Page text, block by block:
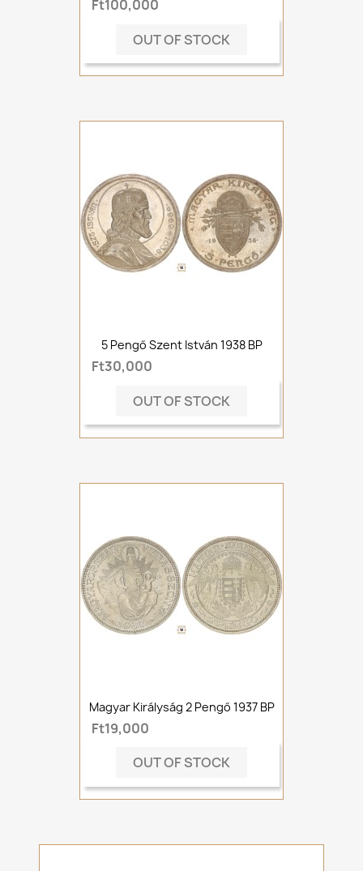
Ft100,000
OUT OF STOCK
5 Pengő Szent István 1938 BP
Ft30,000
OUT OF STOCK
Magyar Királyság 2 Pengő 1937 BP
Ft19,000
OUT OF STOCK